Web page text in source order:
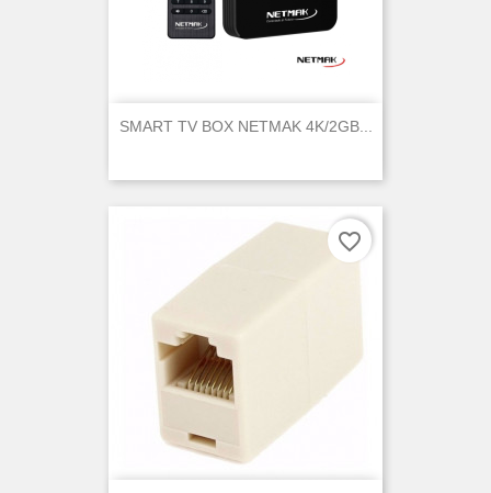
SMART TV BOX NETMAK 4K/2GB...
favorite_border